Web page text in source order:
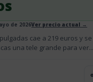
de 2026Ver precio actual →
pulgadas cae a 219 euros y
una tele grande para ver...